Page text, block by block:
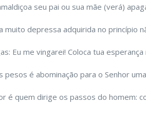
seu pai ou sua mãe (verá)
muito depressa adquirida no princípio
Eu me vingarei! Coloca tua
pesos é abominação para o Senhor
é quem dirige os passos do homem: